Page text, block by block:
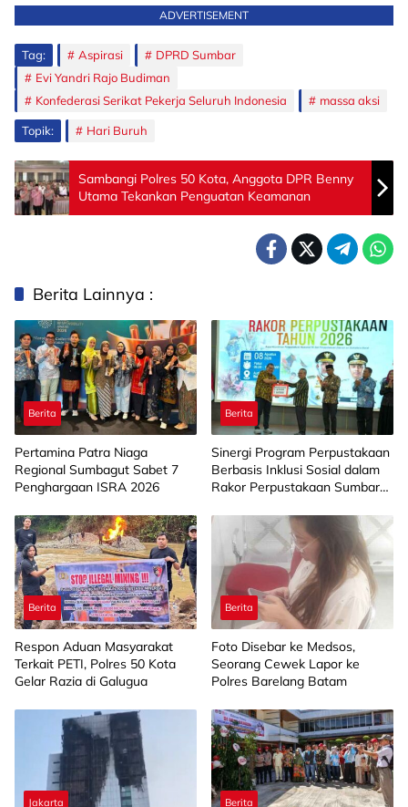
ADVERTISEMENT
Tag: Aspirasi
DPRD Sumbar
Evi Yandri Rajo Budiman
Konfederasi Serikat Pekerja Seluruh Indonesia
massa aksi
Topik: Hari Buruh
Sambangi Polres 50 Kota, Anggota DPR Benny
Utama Tekankan Penguatan Keamanan
Berita Lainnya :
Berita
Pertamina Patra Niaga
Regional Sumbagut Sabet 7
Penghargaan ISRA 2026
Berita
Sinergi Program Perpustakaan
Berbasis Inklusi Sosial dalam
Rakor Perpustakaan Sumbar
Berita
Respon Aduan Masyarakat
Terkait PETI, Polres 50 Kota
Gelar Razia di Galugua
Berita
Foto Disebar ke Medsos,
Seorang Cewek Lapor ke
Polres Barelang Batam
Jakarta Berita